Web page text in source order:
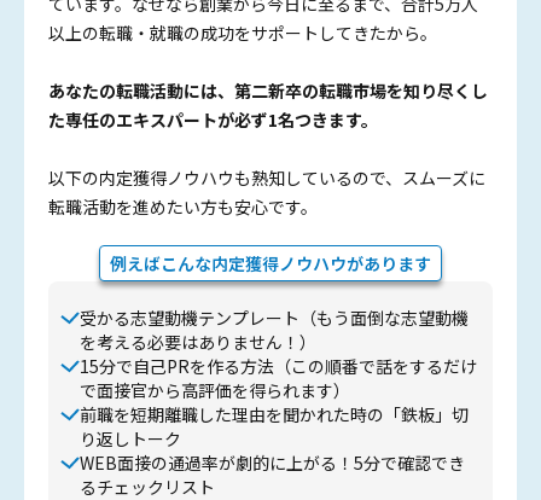
以上の転職・就職の成功をサポートしてきたから。
あなたの転職活動には、第二新卒の転職市場を知り尽くし
た専任のエキスパートが必ず1名つきます。
以下の内定獲得ノウハウも熟知しているので、スムーズに
転職活動を進めたい方も安心です。
例えばこんな内定獲得ノウハウがあります
受かる志望動機テンプレート（もう面倒な志望動機
を考える必要はありません！）
15分で自己PRを作る方法（この順番で話をするだけ
で面接官から高評価を得られます）
前職を短期離職した理由を聞かれた時の「鉄板」切
り返しトーク
WEB面接の通過率が劇的に上がる！5分で確認でき
るチェックリスト